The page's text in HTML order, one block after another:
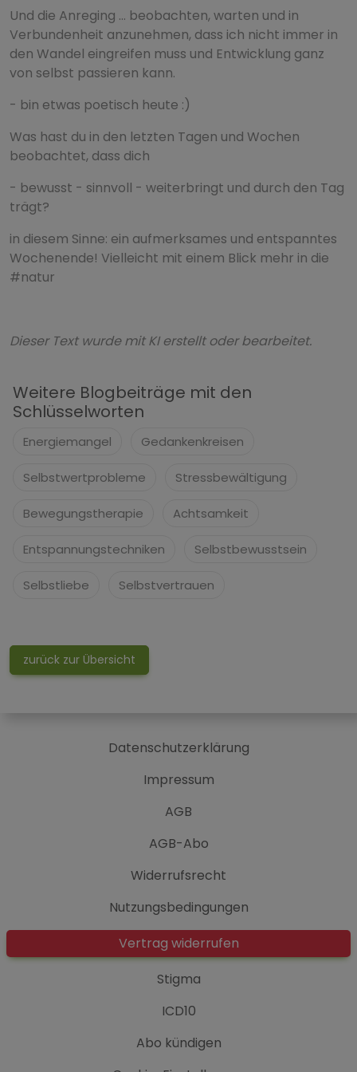
Und die Anreging … beobachten, warten und in
Verbundenheit anzunehmen, dass ich nicht immer in
den Wandel eingreifen muss und Entwicklung ganz
von selbst passieren kann.
- bin etwas poetisch heute :)
Was hast du in den letzten Tagen und Wochen
beobachtet, dass dich
- bewusst - sinnvoll - weiterbringt und durch den Tag
trägt?
in diesem Sinne: ein aufmerksames und entspanntes
Wochenende! Vielleicht mit einem Blick mehr in die
#natur
Dieser Text wurde mit KI erstellt oder bearbeitet.
Weitere Blogbeiträge mit den
Schlüsselworten
Energiemangel Gedankenkreisen
Selbstwertprobleme Stressbewältigung
Bewegungstherapie Achtsamkeit
Entspannungstechniken Selbstbewusstsein
Selbstliebe Selbstvertrauen
zurück zur Übersicht
Datenschutzerklärung
Impressum
AGB
AGB-Abo
Widerrufsrecht
Nutzungsbedingungen
Vertrag widerrufen
Stigma
ICD10
Abo kündigen